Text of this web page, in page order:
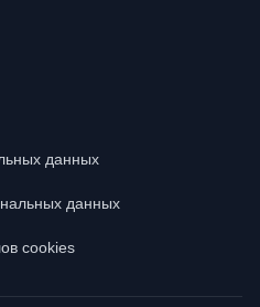
данных
данных
cookies